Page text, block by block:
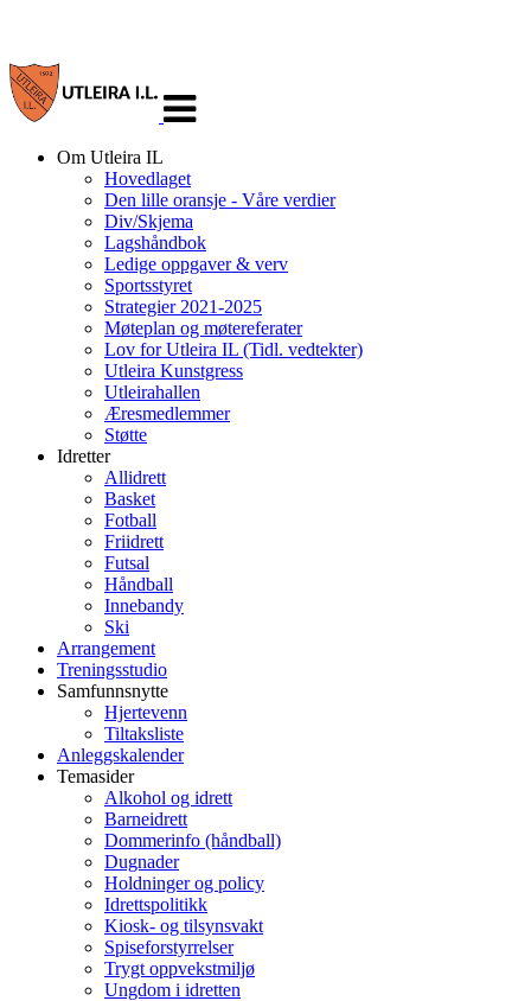
navigasjon
Om Utleira IL
Hovedlaget
Den lille oransje - Våre verdier
Div/Skjema
Lagshåndbok
Ledige oppgaver & verv
Sportsstyret
Strategier 2021-2025
Møteplan og møtereferater
Lov for Utleira IL (Tidl. vedtekter)
Utleira Kunstgress
Utleirahallen
Æresmedlemmer
Støtte
Idretter
Allidrett
Basket
Fotball
Friidrett
Futsal
Håndball
Innebandy
Ski
Arrangement
Treningsstudio
Samfunnsnytte
Hjertevenn
Tiltaksliste
Anleggskalender
Temasider
Alkohol og idrett
Barneidrett
Dommerinfo (håndball)
Dugnader
Holdninger og policy
Idrettspolitikk
Kiosk- og tilsynsvakt
Spiseforstyrrelser
Trygt oppvekstmiljø
Ungdom i idretten